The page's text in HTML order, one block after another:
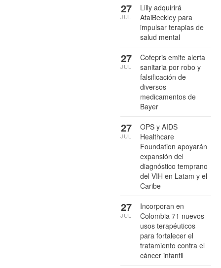
Lilly adquirirá
AtaiBeckley para
impulsar terapias de
salud mental
27
JUL
Cofepris emite alerta
sanitaria por robo y
falsificación de
diversos
medicamentos de
Bayer
27
JUL
OPS y AIDS
Healthcare
Foundation apoyarán
expansión del
diagnóstico temprano
del VIH en Latam y el
Caribe
27
JUL
Incorporan en
Colombia 71 nuevos
usos terapéuticos
para fortalecer el
tratamiento contra el
cáncer infantil
27
JUL